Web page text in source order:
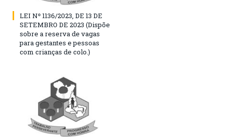
LEI Nº 1136/2023, DE 13 DE
SETEMBRO DE 2023 (Dispõe
sobre a reserva de vagas
para gestantes e pessoas
com crianças de colo.)